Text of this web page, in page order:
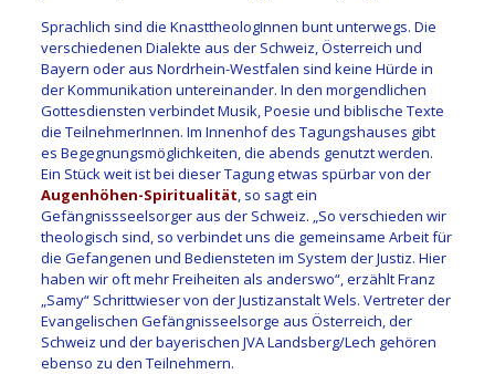
Sprachlich sind die KnasttheologInnen bunt unterwegs. Die
verschiedenen Dialekte aus der Schweiz, Österreich und
Bayern oder aus Nordrhein-Westfalen sind keine Hürde in
der Kommunikation untereinander. In den morgendlichen
Gottesdiensten verbindet Musik, Poesie und biblische Texte
die TeilnehmerInnen. Im Innenhof des Tagungshauses gibt
es Begegnungsmöglichkeiten, die abends genutzt werden.
Ein Stück weit ist bei dieser Tagung etwas spürbar von der
Augenhöhen-Spiritualität, so sagt ein
Gefängnissseelsorger aus der Schweiz. „So verschieden wir
theologisch sind, so verbindet uns die gemeinsame Arbeit für
die Gefangenen und Bediensteten im System der Justiz. Hier
haben wir oft mehr Freiheiten als anderswo“, erzählt Franz
„Samy“ Schrittwieser von der Justizanstalt Wels. Vertreter der
Evangelischen Gefängnisseelsorge aus Österreich, der
Schweiz und der bayerischen JVA Landsberg/Lech gehören
ebenso zu den Teilnehmern.